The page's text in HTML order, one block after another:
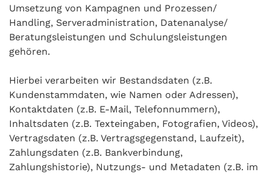
Umsetzung von Kampagnen und Prozessen/
Handling, Serveradministration, Datenanalyse/
Beratungsleistungen und Schulungsleistungen
gehören.
Hierbei verarbeiten wir Bestandsdaten (z.B.
Kundenstammdaten, wie Namen oder Adressen),
Kontaktdaten (z.B. E-Mail, Telefonnummern),
Inhaltsdaten (z.B. Texteingaben, Fotografien, Videos),
Vertragsdaten (z.B. Vertragsgegenstand, Laufzeit),
Zahlungsdaten (z.B. Bankverbindung,
Zahlungshistorie), Nutzungs- und Metadaten (z.B. im